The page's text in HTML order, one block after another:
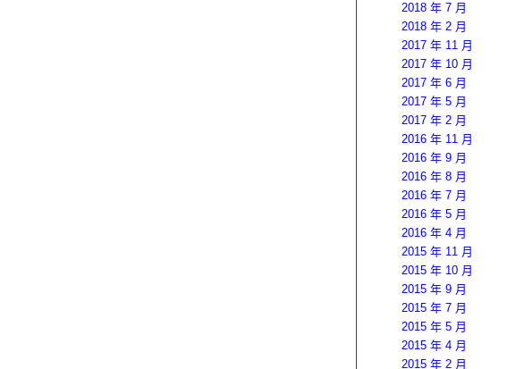
2018 年 7 月
2018 年 2 月
2017 年 11 月
2017 年 10 月
2017 年 6 月
2017 年 5 月
2017 年 2 月
2016 年 11 月
2016 年 9 月
2016 年 8 月
2016 年 7 月
2016 年 5 月
2016 年 4 月
2015 年 11 月
2015 年 10 月
2015 年 9 月
2015 年 7 月
2015 年 5 月
2015 年 4 月
2015 年 2 月